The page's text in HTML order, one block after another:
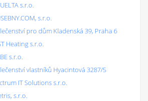
s.r.o.
s.r.o.
pro dům Kladenská 39, Praha 6
Heating s.r.o.
s.r.o.
vlastníků Hyacintová 3287/5
IT Solutions s.r.o.
s.r.o.